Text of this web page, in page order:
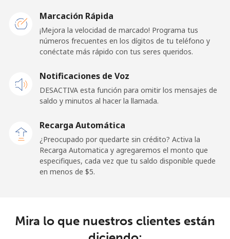
Celular ⁦1.5¢⁩
⁦$5⁩
Línea fija ⁦33.9¢⁩
14 min por
⁦27.5¢⁩
Gibraltar
Celular ⁦21.5¢⁩
23 min por
-
Marcación Rápida
¡Mejora la velocidad de marcado! Programa tus
números frecuentes en los dígitos de tu teléfono y
conéctate más rápido con tus seres queridos.
Notificaciones de Voz
DESACTIVA esta función para omitir los mensajes de
saldo y minutos al hacer la llamada.
Recarga Automática
¿Preocupado por quedarte sin crédito? Activa la
Recarga Automatica y agregaremos el monto que
especifiques, cada vez que tu saldo disponible quede
en menos de ⁦$5⁩.
Mira lo que nuestros clientes están